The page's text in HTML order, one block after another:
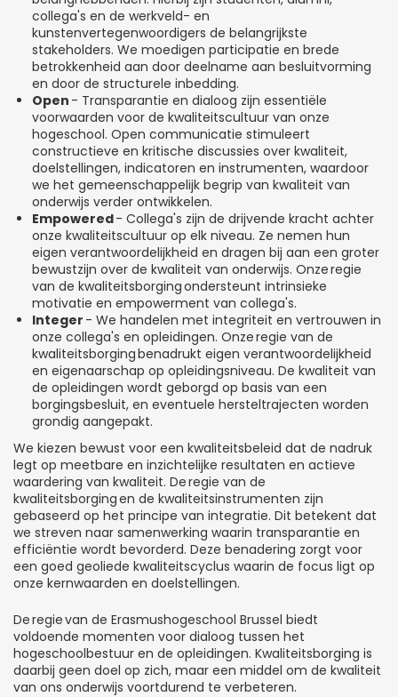
collega's en de werkveld- en
kunstenvertegenwoordigers de belangrijkste
stakeholders. We moedigen participatie en brede
betrokkenheid aan door deelname aan besluitvorming
en door de structurele inbedding.
Open - Transparantie en dialoog zijn essentiële
voorwaarden voor de kwaliteitscultuur van onze
hogeschool. Open communicatie stimuleert
constructieve en kritische discussies over kwaliteit,
doelstellingen, indicatoren en instrumenten, waardoor
we het gemeenschappelijk begrip van kwaliteit van
onderwijs verder ontwikkelen.
Empowered- Collega's zijn de drijvende kracht achter
onze kwaliteitscultuur op elk niveau. Ze nemen hun
eigen verantwoordelijkheid en dragen bij aan een groter
bewustzijn over de kwaliteit van onderwijs. Onze regie
van de kwaliteitsborging ondersteunt intrinsieke
motivatie en empowerment van collega's.
Integer - We handelen met integriteit en vertrouwen in
onze collega's en opleidingen. Onze regie van de
kwaliteitsborging benadrukt eigen verantwoordelijkheid
en eigenaarschap op opleidingsniveau. De kwaliteit van
de opleidingen wordt geborgd op basis van een
borgingsbesluit, en eventuele hersteltrajecten worden
grondig aangepakt.
We kiezen bewust voor een kwaliteitsbeleid dat de nadruk
legt op meetbare en inzichtelijke resultaten en actieve
waardering van kwaliteit. De regie van de
kwaliteitsborging en de kwaliteitsinstrumenten zijn
gebaseerd op het principe van integratie. Dit betekent dat
we streven naar samenwerking waarin transparantie en
efficiëntie wordt bevorderd. Deze benadering zorgt voor
een goed geoliede kwaliteitscyclus waarin de focus ligt op
onze kernwaarden en doelstellingen.
De regie van de Erasmushogeschool Brussel biedt
voldoende momenten voor dialoog tussen het
hogeschoolbestuur en de opleidingen. Kwaliteitsborging is
daarbij geen doel op zich, maar een middel om de kwaliteit
van ons onderwijs voortdurend te verbeteren.